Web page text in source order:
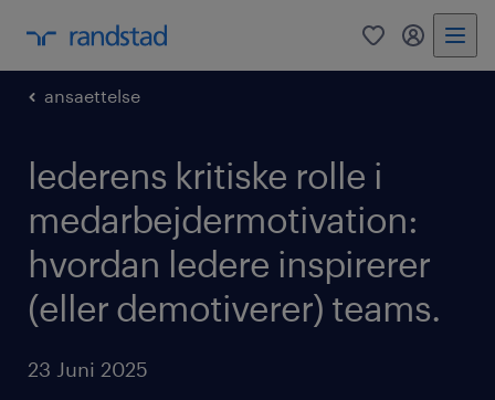
0
ansaettelse
lederens kritiske rolle i
medarbejdermotivation:
hvordan ledere inspirerer
(eller demotiverer) teams.
23 Juni 2025